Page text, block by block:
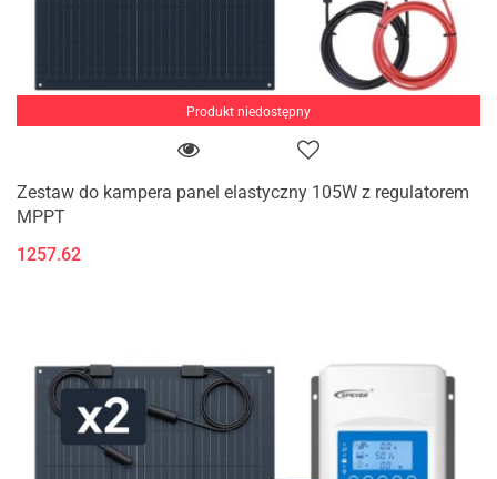
Produkt niedostępny
Zestaw do kampera panel elastyczny 105W z regulatorem
MPPT
1257.62